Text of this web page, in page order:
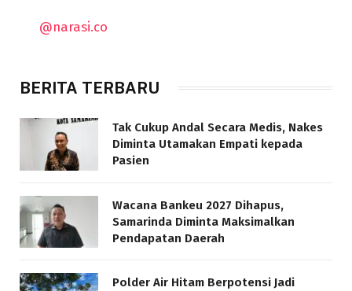
@narasi.co
BERITA TERBARU
Tak Cukup Andal Secara Medis, Nakes
Diminta Utamakan Empati kepada
Pasien
Wacana Bankeu 2027 Dihapus,
Samarinda Diminta Maksimalkan
Pendapatan Daerah
Polder Air Hitam Berpotensi Jadi